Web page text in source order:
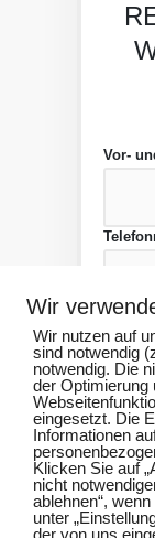
Vor-
E-
Wir
Wir nutzen auf
sind notwendig
notwendig. Die
der Optimierung
eingesetzt. Die
Informationen
Klicken Sie auf
nicht
ablehnen“,
unter
der von uns